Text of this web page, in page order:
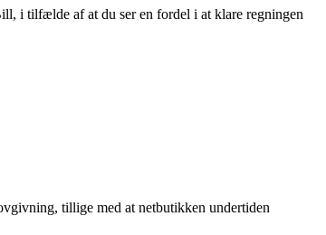
i tilfælde af at du ser en fordel i at klare regningen
tillige med at netbutikken undertiden